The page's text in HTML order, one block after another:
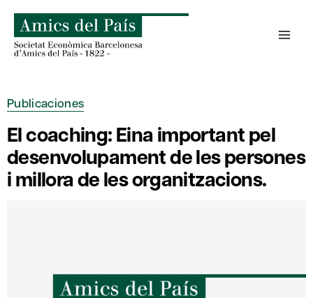
contenido
Publicaciones
El coaching: Eina important pel
desenvolupament de les persones
i millora de les organitzacions.